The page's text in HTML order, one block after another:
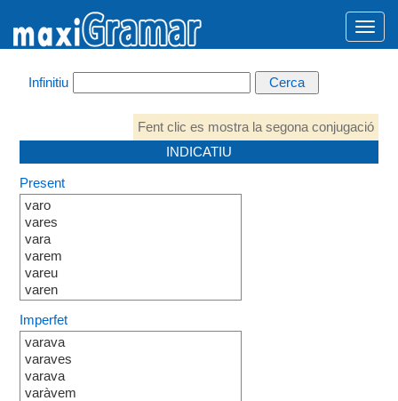
Infinitiu
Fent clic es mostra la segona conjugació
INDICATIU
Present
varo
vares
vara
varem
vareu
varen
Imperfet
varava
varaves
varava
varàvem